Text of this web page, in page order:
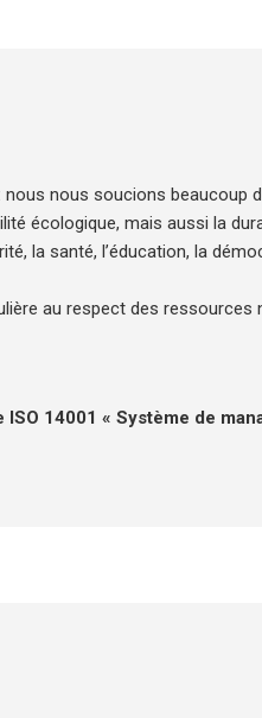
nous soucions
écologique, mais aussi la
la santé, l’éducation, la
au respect des ressources
14001 « Système de